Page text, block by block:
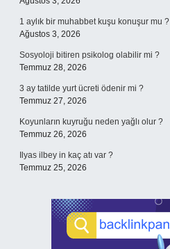
1 aylık bir muhabbet kuşu konuşur mu ?
Ağustos 3, 2026
Sosyoloji bitiren psikolog olabilir mi ?
Temmuz 28, 2026
3 ay tatilde yurt ücreti ödenir mi ?
Temmuz 27, 2026
Koyunların kuyruğu neden yağlı olur ?
Temmuz 26, 2026
Ilyas ilbey in kaç atı var ?
Temmuz 25, 2026